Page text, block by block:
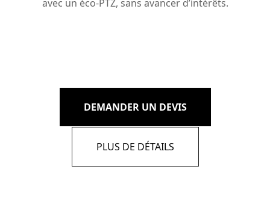
avec un éco-PTZ, sans avancer d’intérêts.
DEMANDER UN DEVIS
PLUS DE DÉTAILS